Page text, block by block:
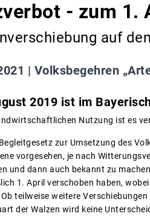
- zum 1.
auf
| Volksbegehren
2019 ist im
Nutzung ist es
zur Umsetzung des
vorgesehen, je nach
und dann auch bekannt zu
1. April verschoben haben,
teilweise weitere
der Walzen wird keine